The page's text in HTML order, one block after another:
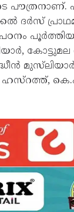
ദർസ്
കോട്ടുമല
ഹസ്‌റത്ത്,